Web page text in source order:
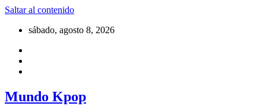
Saltar al contenido
sábado, agosto 8, 2026
Mundo Kpop